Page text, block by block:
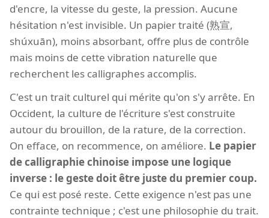
d'encre, la vitesse du geste, la pression. Aucune
hésitation n'est invisible. Un papier traité (熟宣,
shúxuān), moins absorbant, offre plus de contrôle
mais moins de cette vibration naturelle que
recherchent les calligraphes accomplis.
C'est un trait culturel qui mérite qu'on s'y arrête. En
Occident, la culture de l'écriture s'est construite
autour du brouillon, de la rature, de la correction.
On efface, on recommence, on améliore. Le papier
de calligraphie chinoise impose une logique
inverse : le geste doit être juste du premier coup.
Ce qui est posé reste. Cette exigence n'est pas une
contrainte technique ; c'est une philosophie du trait.